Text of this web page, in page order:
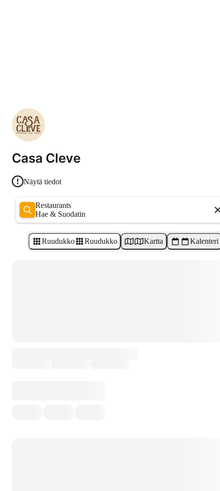
Casa Cleve
Näytä tiedot
Restaurants
Hae & Suodatin
Ruudukko Ruudukko Kartta Kalenteri